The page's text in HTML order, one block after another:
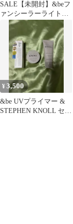
SALE【未開封】&beフ
ァンシーラーライトベ
ージュUVミルクナチュ
ラルベージュ
¥3,500
&be UVプライマー &
STEPHEN KNOLL セッ